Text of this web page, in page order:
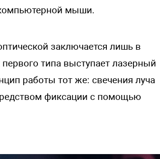
мыши.
заключается лишь в
типа выступает лазерный
работы тот же: свечения луча
фиксации с помощью